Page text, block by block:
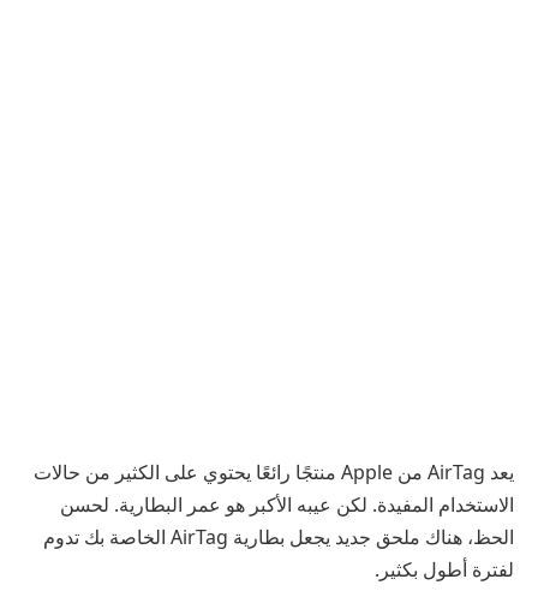
يعد AirTag من Apple منتجًا رائعًا يحتوي على الكثير من حالات
الاستخدام المفيدة. لكن عيبه الأكبر هو عمر البطارية. لحسن
الحظ، هناك ملحق جديد يجعل بطارية AirTag الخاصة بك تدوم
لفترة أطول بكثير.